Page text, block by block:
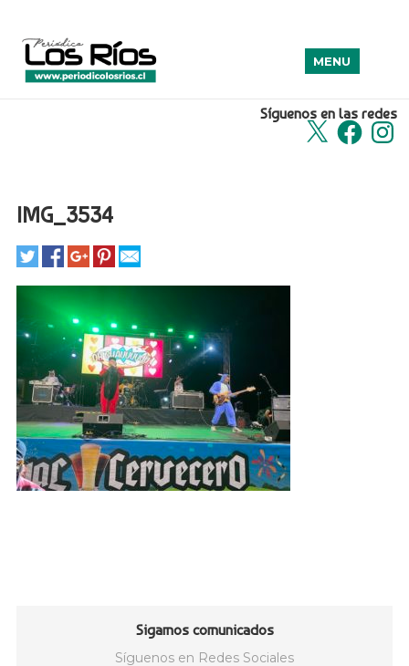
Síguenos en las redes
X Facebook
MENU
IMG_3534
Sigamos comunicados
Síguenos en Redes Sociales